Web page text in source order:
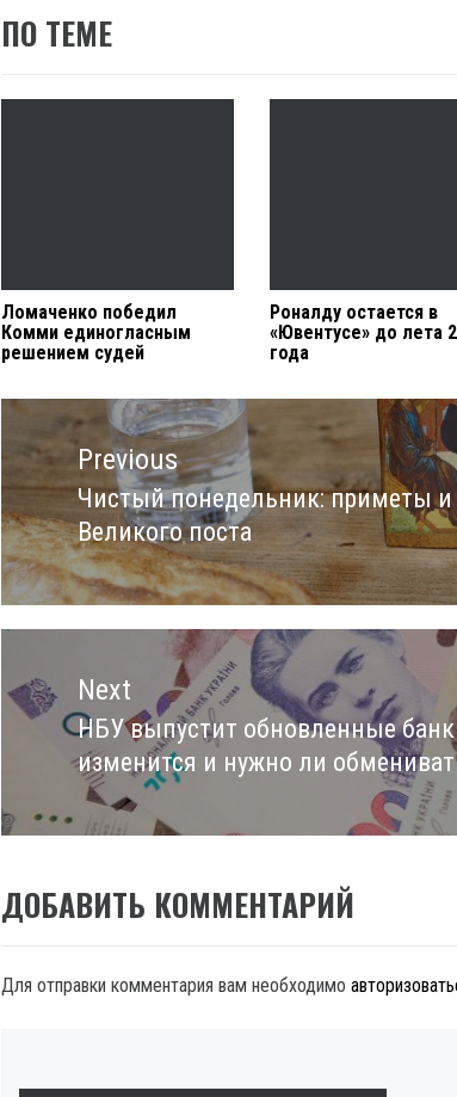
ПО ТЕМЕ
Ломаченко победил
Комми единогласным
решением судей
Роналду остается в
«Ювентусе» до лета
года
Навигация
по
записямPrevious
Previous
post:
Чистый понедельник: приметы
Великого поста
Next
Next
post:
НБУ выпустит обновленные
изменится и нужно ли
ДОБАВИТЬ КОММЕНТАРИЙ
Для отправки комментария вам необходимо